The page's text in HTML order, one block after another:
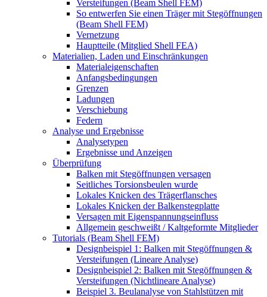
Versteifungen (Beam Shell FEM)
So entwerfen Sie einen Träger mit Stegöffnungen
(Beam Shell FEM)
Vernetzung
Hauptteile (Mitglied Shell FEA)
Materialien, Laden und Einschränkungen
Materialeigenschaften
Anfangsbedingungen
Grenzen
Ladungen
Verschiebung
Federn
Analyse und Ergebnisse
Analysetypen
Ergebnisse und Anzeigen
Überprüfung
Balken mit Stegöffnungen versagen
Seitliches Torsionsbeulen wurde
Lokales Knicken des Trägerflansches
Lokales Knicken der Balkenstegplatte
Versagen mit Eigenspannungseinfluss
Allgemein geschweißt / Kaltgeformte Mitglieder
Tutorials (Beam Shell FEM)
Designbeispiel 1: Balken mit Stegöffnungen &
Versteifungen (Lineare Analyse)
Designbeispiel 2: Balken mit Stegöffnungen &
Versteifungen (Nichtlineare Analyse)
Beispiel 3. Beulanalyse von Stahlstützen mit